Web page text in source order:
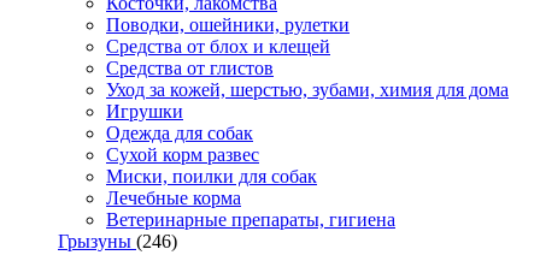
Поводки, ошейники, рулетки
Средства от блох и клещей
Средства от глистов
Уход за кожей, шерстью, зубами, химия для дома
Игрушки
Одежда для собак
Сухой корм развес
Миски, поилки для собак
Лечебные корма
Ветеринарные препараты, гигиена
Грызуны (246)